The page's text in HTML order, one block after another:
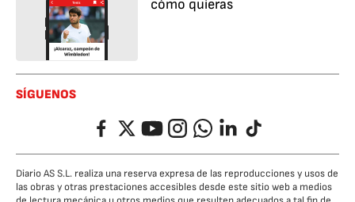
cómo quieras
SÍGUENOS
FacebookTwitterYouTubeInstagramWhatsappLinkedIn
TikTok
Diario AS S.L. realiza una reserva expresa de las reproducciones y usos de
las obras y otras prestaciones accesibles desde este sitio web a medios